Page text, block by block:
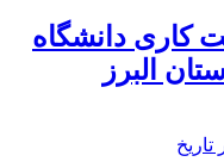
کاری دانشگاه
البرز